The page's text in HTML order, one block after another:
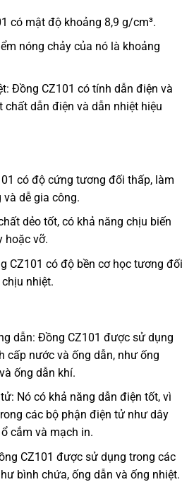
có mật độ khoảng 8,9 g/cm³.
nóng chảy của nó là khoảng
Đồng CZ101 có tính dẫn điện và
chất dẫn điện và dẫn nhiệt hiệu
có độ cứng tương đối thấp, làm
dễ gia công.
dẻo tốt, có khả năng chịu biến
hoặc vỡ.
CZ101 có độ bền cơ học tương đối
nhiệt.
dẫn: Đồng CZ101 được sử dụng
cấp nước và ống dẫn, như ống
ống dẫn khí.
Nó có khả năng dẫn điện tốt, vì
các bộ phận điện tử như dây
cắm và mạch in.
CZ101 được sử dụng trong các
bình chứa, ống dẫn và ống nhiệt.